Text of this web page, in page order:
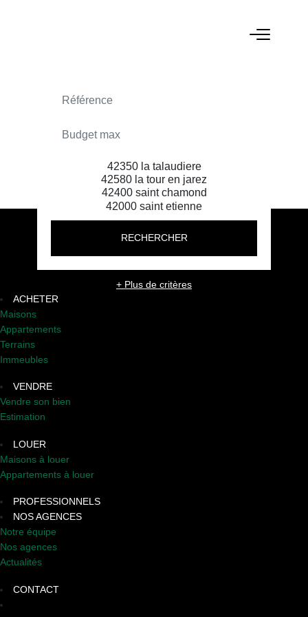
RECHERCHER
+ Plus de critères
ACHETER
Maisons
Appartements
Terrains
Immeubles
VENDRE
Vendre son bien
Estimation
LOUER
Maisons à louer
Appartements à louer
PROFESSIONNELS
NOS AGENCES
Notre équipe
Nos agences
Actualités
CONTACT